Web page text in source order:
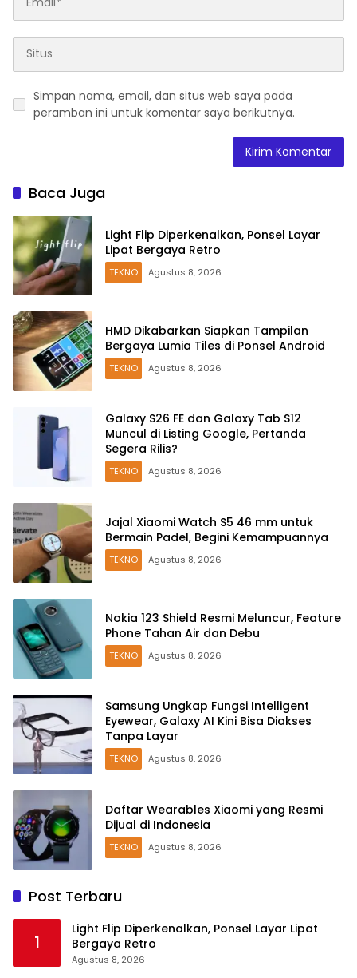
Simpan nama, email, dan situs web saya pada
peramban ini untuk komentar saya berikutnya.
Baca Juga
Light Flip Diperkenalkan, Ponsel Layar
Lipat Bergaya Retro
TEKNO Agustus 8, 2026
HMD Dikabarkan Siapkan Tampilan
Bergaya Lumia Tiles di Ponsel Android
TEKNO Agustus 8, 2026
Galaxy S26 FE dan Galaxy Tab S12
Muncul di Listing Google, Pertanda
Segera Rilis?
TEKNO Agustus 8, 2026
Jajal Xiaomi Watch S5 46 mm untuk
Bermain Padel, Begini Kemampuannya
TEKNO Agustus 8, 2026
Nokia 123 Shield Resmi Meluncur, Feature
Phone Tahan Air dan Debu
TEKNO Agustus 8, 2026
Samsung Ungkap Fungsi Intelligent
Eyewear, Galaxy AI Kini Bisa Diakses
Tanpa Layar
TEKNO Agustus 8, 2026
Daftar Wearables Xiaomi yang Resmi
Dijual di Indonesia
TEKNO Agustus 8, 2026
Post Terbaru
1
Light Flip Diperkenalkan, Ponsel Layar Lipat
Bergaya Retro
Agustus 8, 2026